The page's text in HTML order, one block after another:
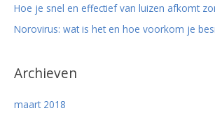
Hoe je snel en effectief van luizen afkomt
Norovirus: wat is het en hoe voorkom je
Archieven
maart 2018